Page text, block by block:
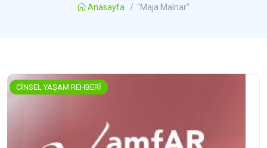
Anasayfa / "Maja Malnar"
CİNSEL YAŞAM REHBERİ